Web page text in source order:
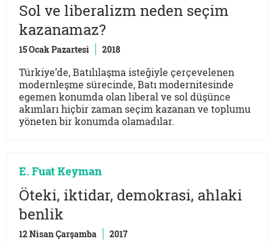
Sol ve liberalizm neden seçim
kazanamaz?
15 Ocak Pazartesi 2018
Türkiye’de, Batılılaşma isteğiyle çerçevelenen
modernleşme sürecinde, Batı modernitesinde
egemen konumda olan liberal ve sol düşünce
akımları hiçbir zaman seçim kazanan ve toplumu
yöneten bir konumda olamadılar.
E. Fuat Keyman
Öteki, iktidar, demokrasi, ahlaki
benlik
12 Nisan Çarşamba 2017